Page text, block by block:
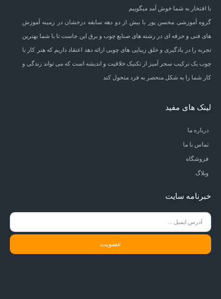
با افتخار به شما خوش آمد میگوییم
گروه آموزشی محسن پور با بیش از دو دهه سابقه درخشان در زمینه آموزش
های فنی و حرفه ای در رشته های صنایع چوب و برق این جاست تا با شما بهترین
تجربه را در یادگیری و خلق زیبایی های چوبی ارائه دهد اعتقاد داریم که هنر کار با
چوب یک ترکیب سحر آمیز از تکنیک خلاقیت و اندیشه است که می تواند زندگی و
کار شما را به شکل منحصر به فرد متحول کند
لینک های مفید
درباره ما
تماس با ما
فروشگاه
وبلاگ
خبرنامه سایت
عضویت